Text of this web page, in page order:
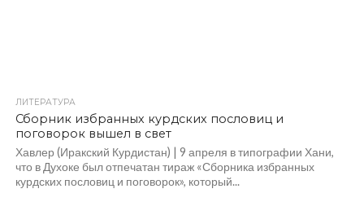
ЛИТЕРАТУРА
Сборник избранных курдских пословиц и
поговорок вышел в свет
Хавлер (Иракский Курдистан) | 9 апреля в типографии Хани,
что в Духоке был отпечатан тираж «Сборника избранных
курдских пословиц и поговорок», который...